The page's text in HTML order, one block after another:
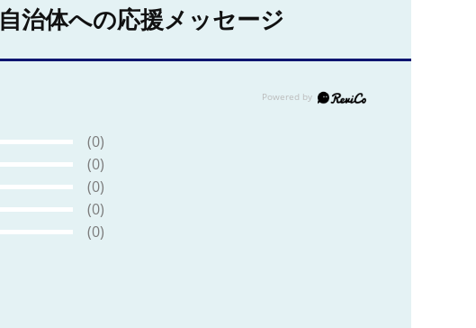
自治体への応援メッセージ
(0)
(0)
(0)
(0)
(0)